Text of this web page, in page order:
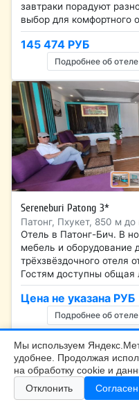
завтраки порадуют
выбор для комфортного
145 474 РУБ
Подробнее об отеле
Sereneburi Patong 3*
Патонг, Пхукет, 850 м до
Отель в Патонг-Бич. В
мебель и оборудование
трёхзвёздочного отеля
Гостям доступны общая
Цена не указана РУБ
Подробнее об отеле
БалтТур
Калининград,
Мы используем
удобнее. Продолжая
на обработку cookie и
Отклонить
Согласен